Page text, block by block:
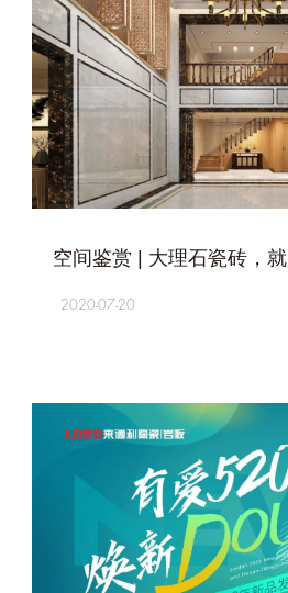
空间鉴赏 | 大理石瓷砖，就
2020-07-20